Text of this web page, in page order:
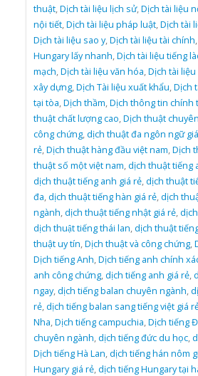
thuật,Dịch tài liệu lịch sử,Dịch tài liệu
nội tiết,Dịch tài liệu pháp luật,Dịch tài
Dịch tài liệu sao y,Dịch tài liệu tài chính,
Hungary lấy nhanh,Dịch tài liệu tiếng
mạch,Dịch tài liệu văn hóa,Dịch tài
xây dựng,Dịch Tài liệu xuất khẩu,Dịch
tại tòa,Dịch thầm,Dịch thông tin chính
thuật chất lượng cao,Dịch thuật
công chứng,dịch thuật đa ngôn ngữ
rẻ,Dịch thuật hàng đầu việt nam,Dịch
thuật số một việt nam,dịch thuật tiếng
dịch thuật tiếng anh giá rẻ,dịch thuật
đa,dịch thuật tiếng hàn giá rẻ,dịch
ngành,dịch thuật tiếng nhật giá rẻ,
dịch thuật tiếng thái lan,dịch thuật
thuật uy tín,Dịch thuật và công chứng,
Dịch tiếng Anh,Dịch tiếng anh chính
anh công chứng,dịch tiếng anh giá rẻ,
ngay,dịch tiếng balan chuyên ngành,
rẻ,dịch tiếng balan sang tiếng việt giá
Nha,Dịch tiếng campuchia,Dịch tiếng
chuyên ngành,dịch tiếng đức du học,
Dịch tiếng Hà Lan,dịch tiếng hán nôm
Hungary giá rẻ,dịch tiếng Hungary tại